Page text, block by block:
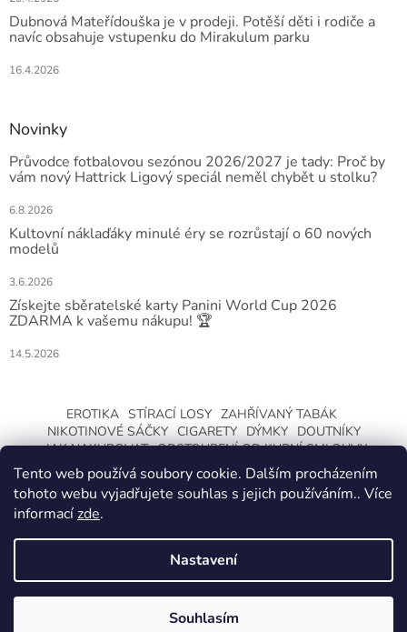
Tento web používá soubory cookie. Dalším procházením
tohoto webu vyjadřujete souhlas s jejich používáním.. Více
informacízde.
Nastavení
Souhlasím
VÍCE.
Dubnová Mateřídouška je v prodeji. Potěší děti i rodiče a
navíc obsahuje vstupenku do Mirakulum parku
16.4.2026
Novinky
Průvodce fotbalovou sezónou 2026/2027 je tady: Proč by
vám nový Hattrick Ligový speciál neměl chybět u stolku?
6.8.2026
Kultovní náklaďáky minulé éry se rozrůstají o 60 nových
modelů
3.6.2026
Získejte sběratelské karty Panini World Cup 2026
ZDARMA k vašemu nákupu! 🏆
14.5.2026
EROTIKA STÍRACÍ LOSY ZAHŘÍVANÝ TABÁK
NIKOTINOVÉ SÁČKY CIGARETY DÝMKY
DOUTNÍKY
JAK NAKUPOVAT ODSTOUPENÍ OD KUPNÍ SMLOUVY
Vytvořil Shoptet
CeskaTrafika.com. Všechna práva vyhrazena.